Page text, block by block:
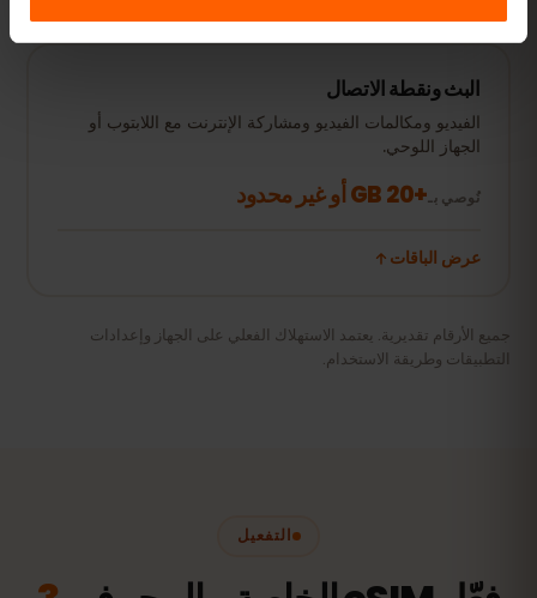
البث ونقطة الاتصال
الفيديو ومكالمات الفيديو ومشاركة الإنترنت مع اللابتوب أو
الجهاز اللوحي.
نُوصي بـ+20 GB أو غير محدود
عرض الباقات
جميع الأرقام تقديرية. يعتمد الاستهلاك الفعلي على الجهاز وإعدادات
التطبيقات وطريقة الاستخدام.
التفعيل